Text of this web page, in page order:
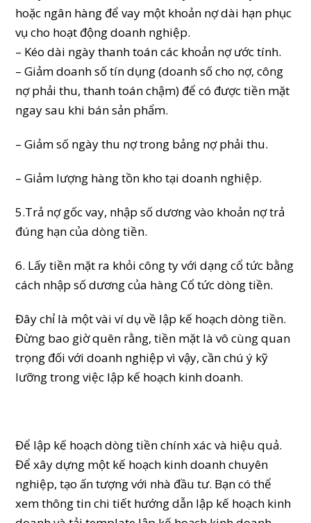
hoặc ngân hàng để vay một khoản nợ dài hạn phục
vụ cho hoạt động doanh nghiệp.
– Kéo dài ngày thanh toán các khoản nợ ước tính.
–Giảm doanh số tín dụng (doanh số cho nợ, công
nợ phải thu, thanh toán chậm) để có được tiền mặt
ngay sau khi bán sản phẩm.
– Giảm số ngày thu nợ trong bảng nợ phải thu.
– Giảm lượng hàng tồn kho tại doanh nghiệp.
5.Trả nợ gốc vay, nhập số dương vào khoản nợ trả
đúng hạn của dòng tiền.
6. Lấy tiền mặt ra khỏi công ty với dạng cổ tức bằng
cách nhập số dương của hàng Cổ tức dòng tiền.
Đây chỉ là một vài ví dụ về lập kế hoạch dòng tiền.
Đừng bao giờ quên rằng, tiền mặt là vô cùng quan
trọng đối với doanh nghiệp vì vậy, cần chú ý kỹ
lưỡng trong việc lập kế hoạch kinh doanh.
Để lập kế hoạch dòng tiền chính xác và hiệu quả.
Để xây dựng một kế hoạch kinh doanh chuyên
nghiệp, tạo ấn tượng với nhà đầu tư. Bạn có thể
xem thông tin chi tiết hướng dẫn lập kế hoạch kinh